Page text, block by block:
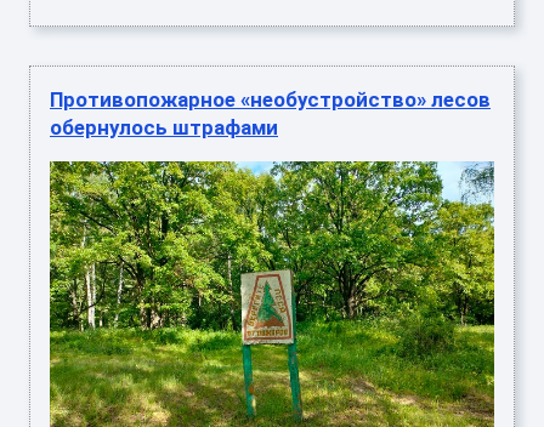
Противопожарное «необустройство» лесов
обернулось штрафами